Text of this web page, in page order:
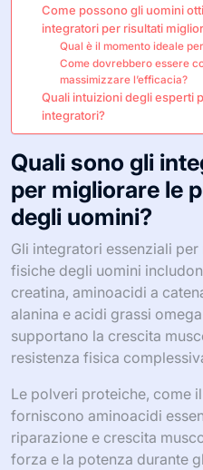
Come possono gli uomini
integratori per risultati
Qual è il momento ideale
Come dovrebbero essere
massimizzare l’efficacia?
Quali intuizioni degli esperti
integratori?
Quali sono gli
per migliorare le
degli uomini?
Gli integratori essenziali
fisiche degli uomini
creatina, aminoacidi a
alanina e acidi grassi
supportano la crescita
resistenza fisica
Le polveri proteiche, come
forniscono aminoacidi
riparazione e crescita
forza e la potenza durante